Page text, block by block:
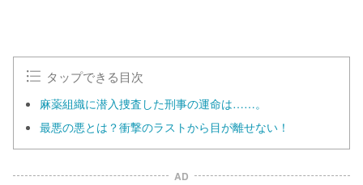
タップできる目次
麻薬組織に潜入捜査した刑事の運命は……。
最悪の悪とは？衝撃のラストから目が離せない！
AD